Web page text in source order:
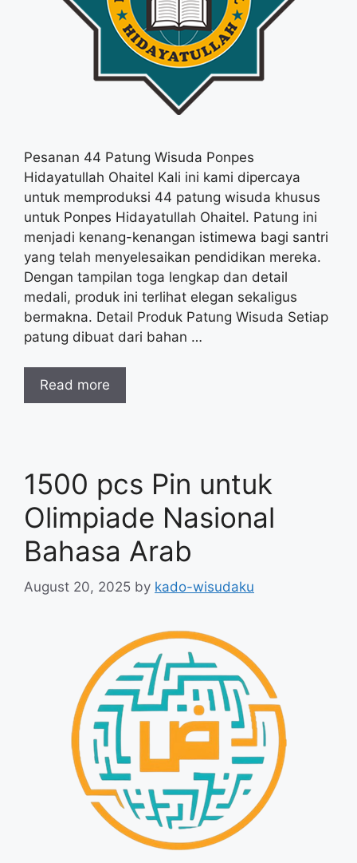
Pesanan 44 Patung Wisuda Ponpes
Hidayatullah Ohaitel Kali ini kami dipercaya
untuk memproduksi 44 patung wisuda khusus
untuk Ponpes Hidayatullah Ohaitel. Patung ini
menjadi kenang-kenangan istimewa bagi santri
yang telah menyelesaikan pendidikan mereka.
Dengan tampilan toga lengkap dan detail
medali, produk ini terlihat elegan sekaligus
bermakna. Detail Produk Patung Wisuda Setiap
patung dibuat dari bahan …
Read more
1500 pcs Pin untuk
Olimpiade Nasional
Bahasa Arab
August 20, 2025 by kado-wisudaku